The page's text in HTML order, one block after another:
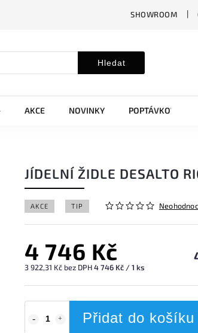
SHOWROOM
Hledat
AKCE NOVINKY POPTÁVKOVÝ
JÍDELNÍ ŽIDLE DESALTO
AKCE TIP
4 746 Kč
3 922,31 Kč bez DPH4 746 Kč / 1 ks
Přidat do košíku